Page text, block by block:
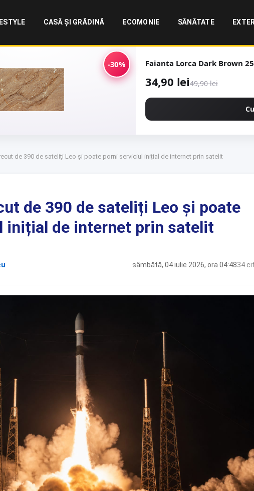
CASĂ ȘI GRĂDINĂ ECOMONIE SĂNĂTATE
-30%
34,90 lei49,90 lei
de 390 de sateliți Leo și poate porni serviciul inițial de internet prin satelit
de 390 de sateliți Leo și poate
inițial de internet prin satelit
sâmbătă, 04 iulie 2026, ora 04:4834